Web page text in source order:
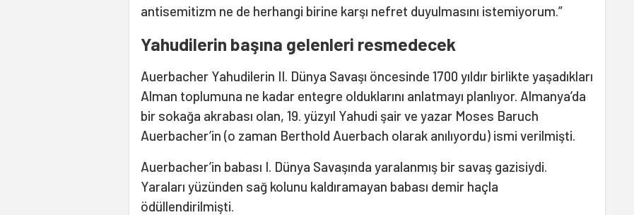
antisemitizm ne de herhangi birine karşı nefret duyulmasını istemiyorum.”
Yahudilerin başına gelenleri resmedecek
Auerbacher Yahudilerin II. Dünya Savaşı öncesinde 1700 yıldır birlikte yaşadıkları
Alman toplumuna ne kadar entegre olduklarını anlatmayı planlıyor. Almanya’da
bir sokağa akrabası olan, 19. yüzyıl Yahudi şair ve yazar Moses Baruch
Auerbacher’in (o zaman Berthold Auerbach olarak anılıyordu) ismi verilmişti.
Auerbacher’in babası I. Dünya Savaşında yaralanmış bir savaş gazisiydi.
Yaraları yüzünden sağ kolunu kaldıramayan babası demir haçla
ödüllendirilmişti.